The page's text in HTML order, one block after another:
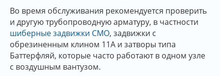
Во время обслуживания рекомендуется проверить
и другую трубопроводную арматуру, в частности
шиберные задвижки CMO, задвижки с
обрезиненным клином 11А и затворы типа
Баттерфляй, которые часто работают в одном узле
с воздушным вантузом.